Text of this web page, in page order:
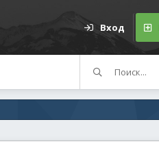
Вход